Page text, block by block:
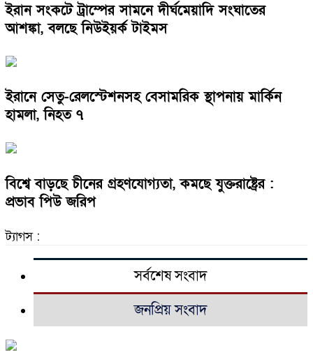
ইরান সংকটে ট্রাম্পের সামনে দীর্ঘমেয়াদি সংঘাতের
আশঙ্কা, বলছে নিউইয়র্ক টাইমস
ইরানে সেতু-রেলস্টেশনসহ বেসামরিক স্থাপনায় মার্কিন
হামলা, নিহত ৭
বিশ্বে বাড়ছে চীনের গ্রহণযোগ্যতা, কমছে যুক্তরাষ্ট্রের :
প্রভাব পিউ জরিপ
ট্যাগস :
সর্বশেষ সংবাদ
জনপ্রিয় সংবাদ